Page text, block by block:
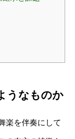
うなものか
楽を伴奏にして